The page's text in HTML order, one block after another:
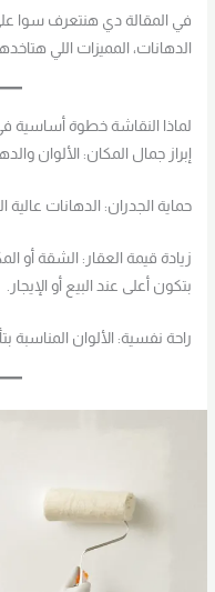
في المقالة دي هنتعرف سوا
الدهانات، المميزات اللي
لماذا النقاشة خطوة
إبراز جمال المكان: الألوان
حماية الجدران: الدهانات
زيادة قيمة العقار: الشقة أو
بتكون أعلى عند البيع أو الإيجار.
راحة نفسية: الألوان المناسبة